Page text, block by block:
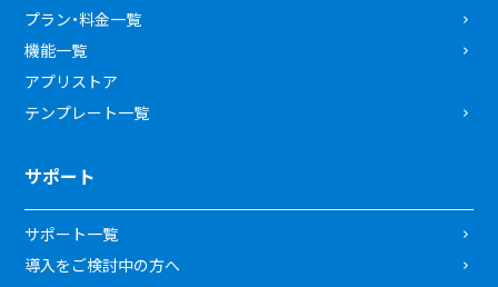
プラン・料金一覧
機能一覧
アプリストア
テンプレート一覧
サポート
サポート一覧
導入をご検討中の方へ